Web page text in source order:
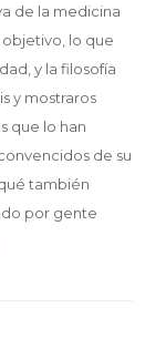
de la medicina
lo que
y la filosofía
y mostraros
que lo han
de su
también
por gente